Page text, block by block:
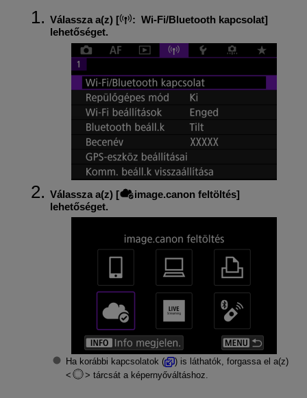
Válassza a(z) [ : Wi-Fi/Bluetooth kapcsolat]
lehetőséget.
Válassza a(z) [ image.canon feltöltés]
lehetőséget.
Ha korábbi kapcsolatok (
) is láthatók, forgassa el a(z)
tárcsát a képernyőváltáshoz.